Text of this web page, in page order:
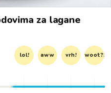
za lagane
lol! aww vrh! woot?!